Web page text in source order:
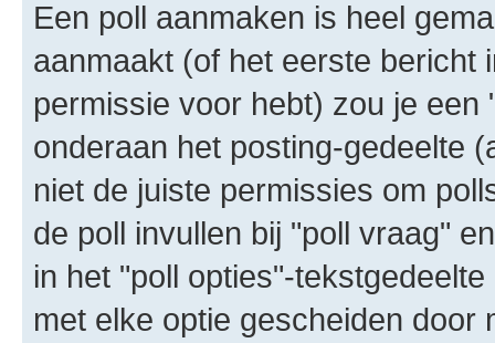
Een poll aanmaken is heel
aanmaakt (of het eerste bericht
permissie voor hebt) zou je
onderaan het posting-gedeelte
niet de juiste permissies om
de poll invullen bij "poll vraag"
in het "poll opties"-
met elke optie gescheiden door